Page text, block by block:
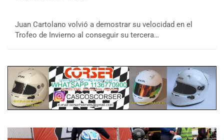
Juan Cartolano volvió a demostrar su velocidad en el
Trofeo de Invierno al conseguir su tercera…